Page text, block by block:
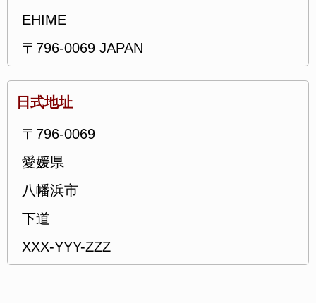
EHIME
〒796-0069 JAPAN
日式地址
〒796-0069
愛媛県
八幡浜市
下道
XXX-YYY-ZZZ